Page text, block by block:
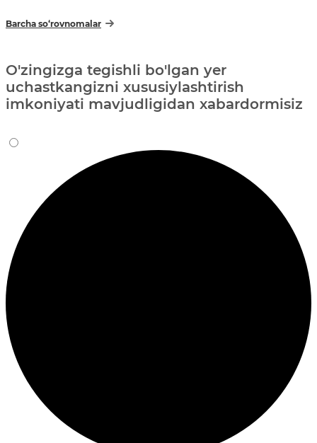
Barcha so‘rovnomalar
O'zingizga tegishli bo'lgan yer
uchastkangizni xususiylashtirish
imkoniyati mavjudligidan xabardormisiz